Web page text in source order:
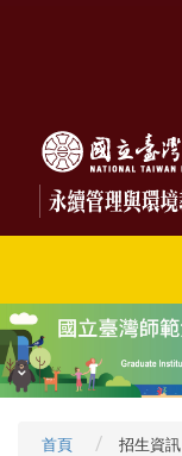
首頁 招生資訊